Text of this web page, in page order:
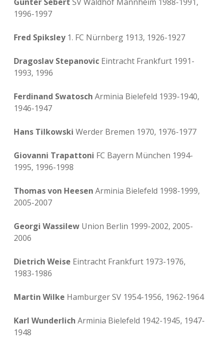
1996-1997
Fred Spiksley1. FC Nürnberg 1913, 1926-1927
Dragoslav Stepanovic Eintracht Frankfurt 1991-
1993, 1996
Ferdinand Swatosch Arminia Bielefeld 1939-1940,
1946-1947
Hans Tilkowski Werder Bremen 1970, 1976-1977
Giovanni Trapattoni FC Bayern München 1994-
1995, 1996-1998
Thomas von Heesen Arminia Bielefeld 1998-1999,
2005-2007
Georgi Wassilew Union Berlin 1999-2002, 2005-
2006
Dietrich Weise Eintracht Frankfurt 1973-1976,
1983-1986
Martin Wilke Hamburger SV 1954-1956, 1962-1964
Karl Wunderlich Arminia Bielefeld 1942-1945, 1947-
1948